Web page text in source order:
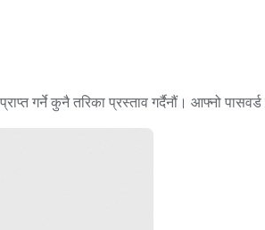
गर्ने कुनै तरिका प्रस्ताव गर्दैनौं। आफ्नो पासवर्ड